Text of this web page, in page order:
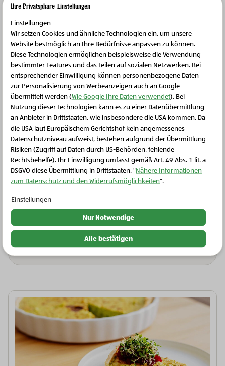
Weitere Produkte
Bio-Fleisch, Wurst & Eier
Bio-Berner Würstel
Schließen Sie dieses Feld
Ihre Privatsphäre-Einstellungen
Einstellungen
Wir setzen Cookies und ähnliche Technologien ein, um unsere
Website bestmöglich an Ihre Bedürfnisse anpassen zu können.
Diese Technologien ermöglichen beispielsweise die Verwendung
bestimmter Features und das Teilen auf sozialen Netzwerken. Bei
entsprechender Einwilligung können personenbezogene Daten
zur Personalisierung von Werbeanzeigen auch an Google
übermittelt werden (Wie Google Ihre Daten verwendet). Bei
Nutzung dieser Technologien kann es zu einer Datenübermittlung
an Anbieter in Drittstaaten, wie insbesondere die USA kommen. Da
die USA laut Europäischem Gerichtshof kein angemessenes
Datenschutzniveau aufweist, bestehen aufgrund der Übermittlung
Risiken (Zugriff auf Daten durch US-Behörden, fehlende
Rechtsbehelfe). Ihr Einwilligung umfasst gemäß Art. 49 Abs. 1 lit. a
DSGVO diese Übermittlung in Drittstaaten. "Nähere Informationen
zum Datenschutz und den Widerrufsmöglichkeiten".
Einstellungen
Nur Notwendige
Alle bestätigen